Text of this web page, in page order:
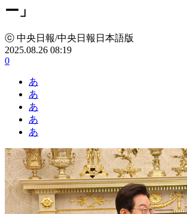
ー」
ⓒ 中央日報/中央日報日本語版
2025.08.26 08:19
0
あ
あ
あ
あ
あ